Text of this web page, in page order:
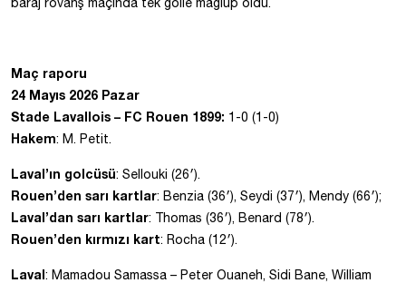
Maç raporu
24 Mayıs 2026 Pazar
Stade Lavallois – FC Rouen 1899: 1-0 (1-0)
Hakem: M. Petit.
Laval’ın golcüsü: Sellouki (26′).
Rouen’den sarı kartlar: Benzia (36′), Seydi (37′), Mendy (66′);
Laval’dan sarı kartlar: Thomas (36′), Benard (78′).
Rouen’den kırmızı kart: Rocha (12′).
Laval: Mamadou Samassa – Peter Ouaneh, Sidi Bane, William